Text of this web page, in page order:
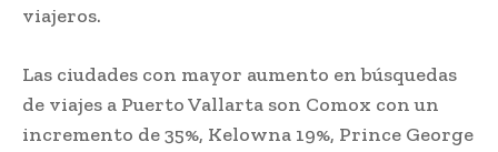
viajeros.
Las ciudades con mayor aumento en búsquedas
de viajes a Puerto Vallarta son Comox con un
incremento de 35%, Kelowna 19%, Prince George